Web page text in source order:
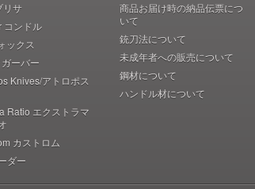
リサ
コンドル
ックス
ーバー
Knives/アトロポス
Ratio エクストラマ
カストロム
ダー
商品お届け時の納品伝票につ
いて
銃刀法について
未成年者への販売について
鋼材について
ハンドル材について